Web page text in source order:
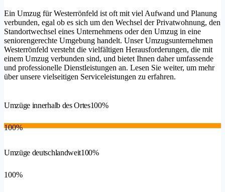
Ein Umzug für Westerrönfeld ist oft mit viel Aufwand und Planung
verbunden, egal ob es sich um den Wechsel der Privatwohnung, den
Standortwechsel eines Unternehmens oder den Umzug in eine
seniorengerechte Umgebung handelt. Unser Umzugsunternehmen
Westerrönfeld versteht die vielfältigen Herausforderungen, die mit
einem Umzug verbunden sind, und bietet Ihnen daher umfassende
und professionelle Dienstleistungen an. Lesen Sie weiter, um mehr
über unsere vielseitigen Serviceleistungen zu erfahren.
Umzüge innerhalb des Ortes100%
100%
Umzüge deutschlandweit100%
100%